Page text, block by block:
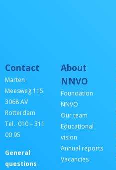
Contact
Marten
Meesweg 115
3068 AV
Rotterdam
Tel. 010 – 311
00 95
General
questions
About
NNVO
Foundation
NNVO
Our team
Educational
vision
Annual reports
Vacancies